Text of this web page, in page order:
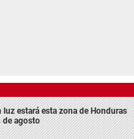
luz estará esta zona de Honduras
de agosto